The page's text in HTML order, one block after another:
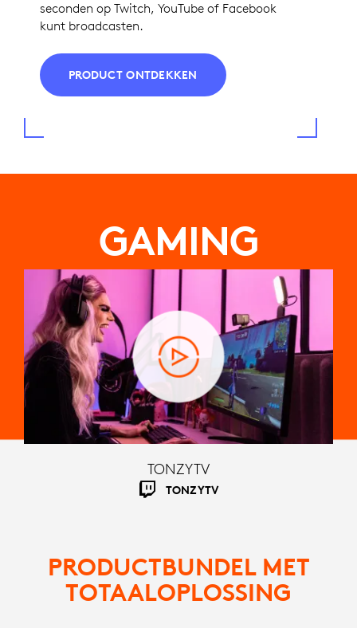
seconden op Twitch, YouTube of Facebook
kunt broadcasten.
PRODUCT ONTDEKKEN
GAMING
TONZYTV
TONZYTV
PRODUCTBUNDEL MET
TOTAALOPLOSSING